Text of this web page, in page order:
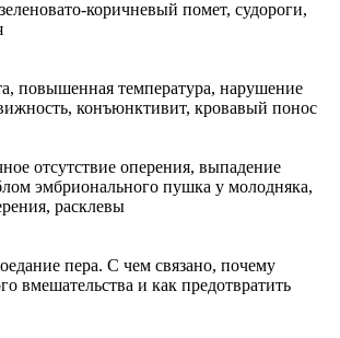
коричневый помет, судороги,
повышенная температура, нарушение
конъюнктивит, кровавый понос
отсутствие оперения, выпадение
эмбрионального пушка у молодняка,
расклевы
пера. С чем связано, почему
вмешательства и как предотвратить